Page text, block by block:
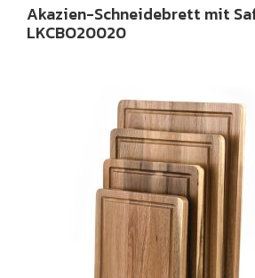
Akazien-Schneidebrett mit
LKCBO20020